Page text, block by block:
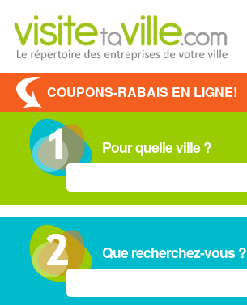
COUPONS-RABAIS EN LIGNE!
Pour quelle ville ?
Que recherchez-vous ?